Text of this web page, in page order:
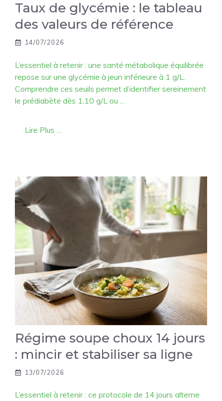
Taux de glycémie : le tableau
des valeurs de référence
14/07/2026
L’essentiel à retenir : une santé métabolique équilibrée
repose sur une glycémie à jeun inférieure à 1 g/L.
Comprendre ces seuils permet d’identifier sereinement
le prédiabète dès 1,10 g/L ou …
Lire Plus …
Régime soupe choux 14 jours
: mincir et stabiliser sa ligne
13/07/2026
L’essentiel à retenir : ce protocole de 14 jours alterne